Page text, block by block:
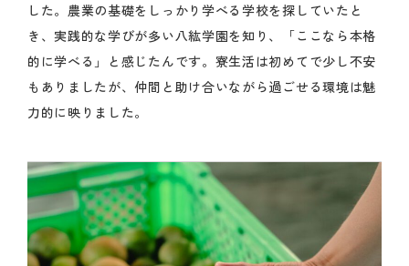
した。農業の基礎をしっかり学べる学校を探していたと
き、実践的な学びが多い八紘学園を知り、「ここなら本格
的に学べる」と感じたんです。寮生活は初めてで少し不安
もありましたが、仲間と助け合いながら過ごせる環境は魅
力的に映りました。